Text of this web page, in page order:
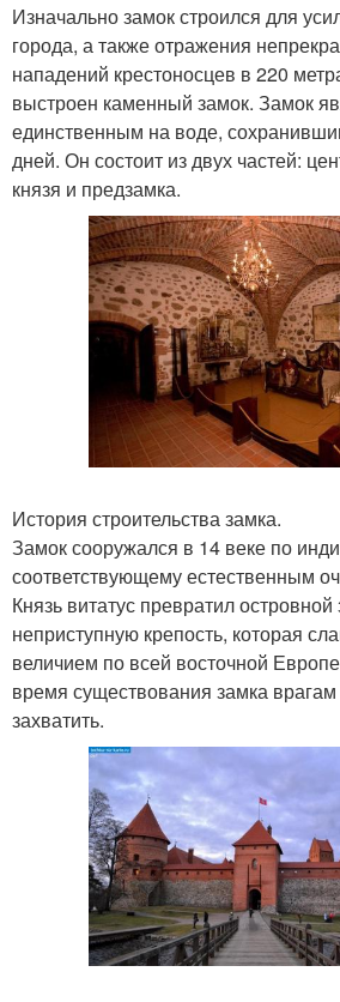
Изначально замок строился для
города, а также отражения
нападений крестоносцев в 220
выстроен каменный замок. Замок
единственным на воде,
дней. Он состоит из двух частей:
князя и предзамка.
История строительства замка.
Замок сооружался в 14 веке по
соответствующему естественным
Князь витатус превратил островной
неприступную крепость, которая
величием по всей восточной
время существования замка врагам
захватить.